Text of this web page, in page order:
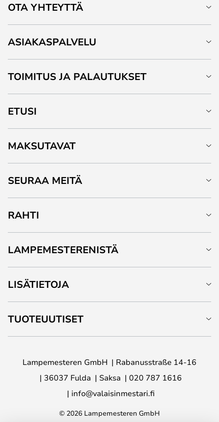
OTA YHTEYTTÄ
ASIAKASPALVELU
TOIMITUS JA PALAUTUKSET
ETUSI
MAKSUTAVAT
SEURAA MEITÄ
RAHTI
LAMPEMESTERENISTÄ
LISÄTIETOJA
TUOTEUUTISET
Lampemesteren GmbH
Rabanusstraße 14-16
36037 Fulda
Saksa
020 787 1616
info@valaisinmestari.fi
© 2026 Lampemesteren GmbH